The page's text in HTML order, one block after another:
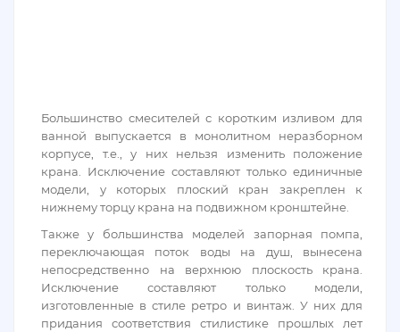
Большинство смесителей с коротким изливом для
ванной выпускается в монолитном неразборном
корпусе, т.е., у них нельзя изменить положение
крана. Исключение составляют только единичные
модели, у которых плоский кран закреплен к
нижнему торцу крана на подвижном кронштейне.
Также у большинства моделей запорная помпа,
переключающая поток воды на душ, вынесена
непосредственно на верхнюю плоскость крана.
Исключение составляют только модели,
изготовленные в стиле ретро и винтаж. У них для
придания соответствия стилистике прошлых лет